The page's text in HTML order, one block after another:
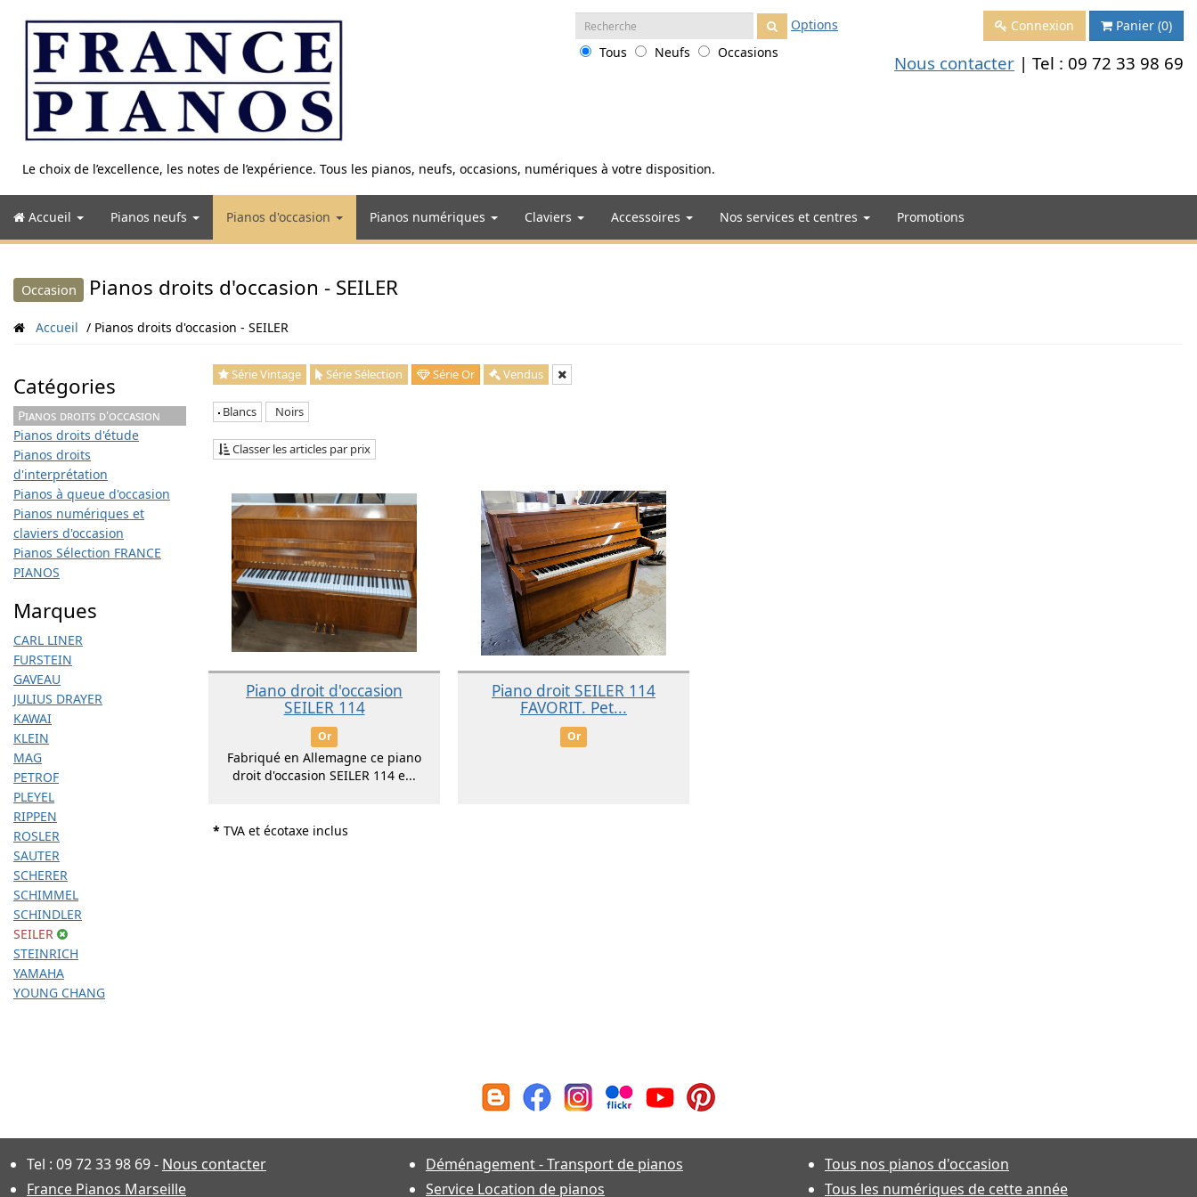
contenu
Le choix de l’excellence, les notes de l’expérience. Tous les pianos, neufs, occasions, numériques à votre disposition.
Recherche
:
Options
Tous
Neufs Occasions
Connexion Panier (0)
Nous contacter | Tel : 09 72 33 98 69
Accueil Pianos neufs Pianos d'occasion Pianos numériques Claviers Accessoires Nos services et centres Promotions
Occasion Pianos droits d'occasion - SEILER
Accueil Pianos droits d'occasion - SEILER
Catégories
Pianos droits d'occasion
Pianos droits d'étude
Pianos droits
d'interprétation
Pianos à queue d'occasion
Pianos numériques et
claviers d'occasion
Pianos Sélection FRANCE
PIANOS
Marques
CARL LINER
FURSTEIN
GAVEAU
JULIUS DRAYER
KAWAI
KLEIN
MAG
PETROF
PLEYEL
RIPPEN
ROSLER
SAUTER
SCHERER
SCHIMMEL
SCHINDLER
SEILER
STEINRICH
YAMAHA
YOUNG CHANG
Série Vintage Série Sélection Série Or Vendus
Blancs Noirs
Classer les articles par prix
Piano droit d'occasion
SEILER 114
Or
Fabriqué en Allemagne ce piano
droit d'occasion SEILER 114 e...
Piano droit SEILER 114
FAVORIT. Pet...
Or
* TVA et écotaxe inclus
Tel : 09 72 33 98 69- Nous contacter
France Pianos Marseille
Déménagement - Transport de pianos
Service Location de pianos
Tous nos pianos d'occasion
Tous les numériques de cette année